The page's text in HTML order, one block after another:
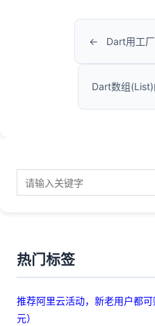
Dart用工
Dart数组
热门标签
推荐阿里云活动，新老用户都
元）